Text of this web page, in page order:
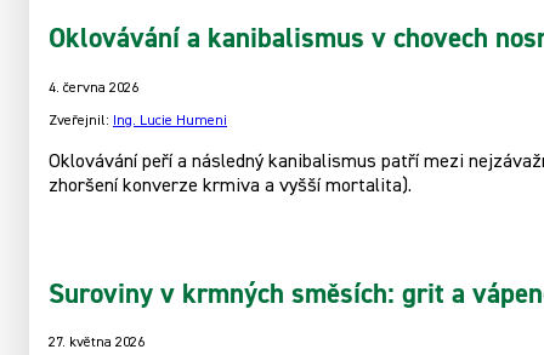
Oklovávání a kanibalismus v chovech
4. června 2026
Zveřejnil: Ing. Lucie Humeni
Oklovávání peří a následný kanibalismus patří mezi
zhoršení konverze krmiva a vyšší mortalita).
Suroviny v krmných směsích: grit a
27. května 2026